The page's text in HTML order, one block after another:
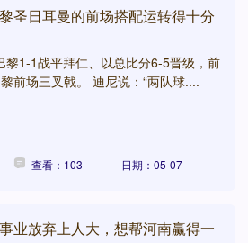
圣日耳曼的前场搭配运转得十分
1-1战平拜仁、以总比分6-5晋级，前
前场三叉戟。 迪尼说：“两队球....
查看：103 日期：05-07
业放弃上人大，想帮河南赢得一